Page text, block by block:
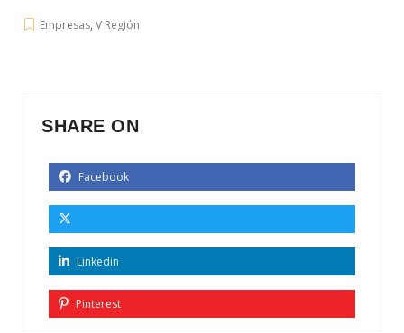
Empresas, V Región
SHARE ON
Facebook
Linkedin
Pinterest